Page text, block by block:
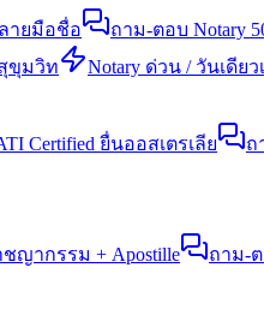
ายมือชื่อ ถาม-ตอบ Notary
ขุมวิท Notary ด่วน / วันเดียว
Certified ยื่นออสเตรเลีย ถ
ญากรรม + Apostille ถาม-